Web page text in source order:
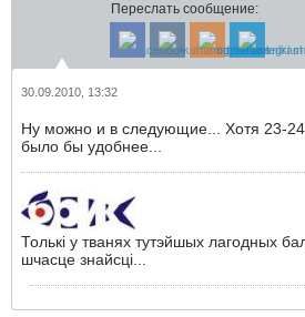
Переслать сообщение:
30.09.2010, 13:32
Ну можно и в следующие... Хотя 23-
было бы удобнее...
Толькi у тванях тутэйшых лагодных
шчасце знайсцi...